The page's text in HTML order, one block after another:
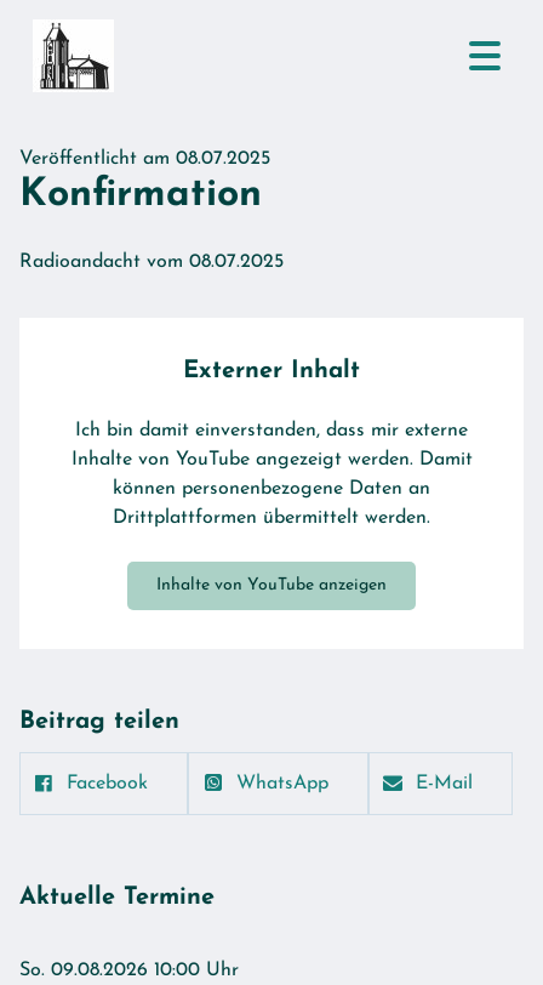
Veröffentlicht am 08.07.2025
Konfirmation
Radioandacht vom 08.07.2025
Externer Inhalt
Ich bin damit einverstanden, dass mir externe
Inhalte von YouTube angezeigt werden. Damit
können personenbezogene Daten an
Drittplattformen übermittelt werden.
Inhalte von YouTube anzeigen
Beitrag teilen
Facebook WhatsApp E-Mail
Aktuelle Termine
So. 09.08.2026 10:00 Uhr